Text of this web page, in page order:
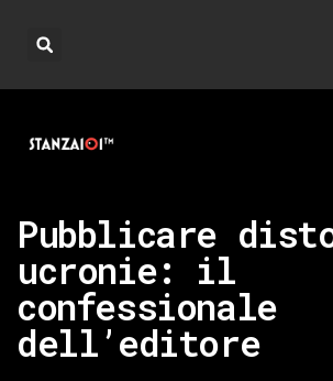
Pubblicare
ucronie: il
confessionale
dell’editore